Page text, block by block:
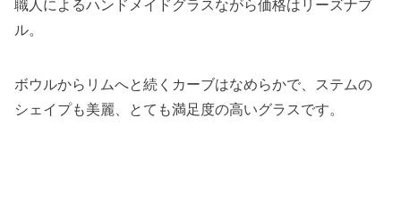
職人によるハンドメイドグラスながら価格はリーズナブ
ル。
ボウルからリムへと続くカーブはなめらかで、ステムの
シェイプも美麗、とても満足度の高いグラスです。